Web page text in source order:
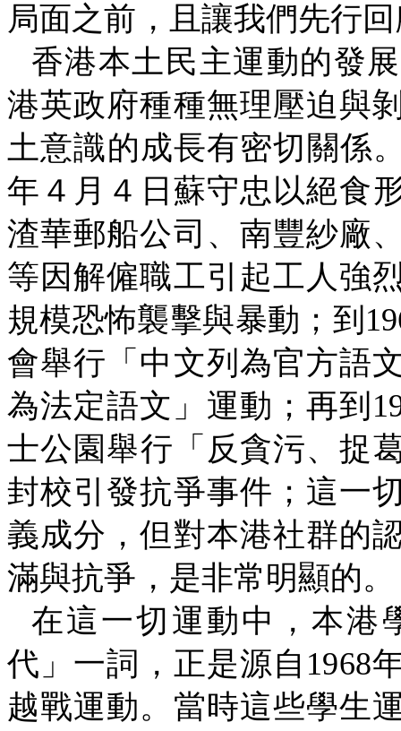
局面之前，且讓我們先行
香港本土民主運動的發
港英政府種種無理壓迫與
土意識的成長有密切關係
年４月４日蘇守忠以絕食
渣華郵船公司、南豐紗廠
等因解僱職工引起工人強
規模恐怖襲擊與暴動；到
會舉行「中文列為官方語
為法定語文」運動；再到
士公園舉行「反貪污、捉
封校引發抗爭事件；這一
義成分，但對本港社群的
滿與抗爭，是非常明顯的。
在這一切運動中，本港
代」一詞，正是源自 1968
越戰運動。當時這些學生